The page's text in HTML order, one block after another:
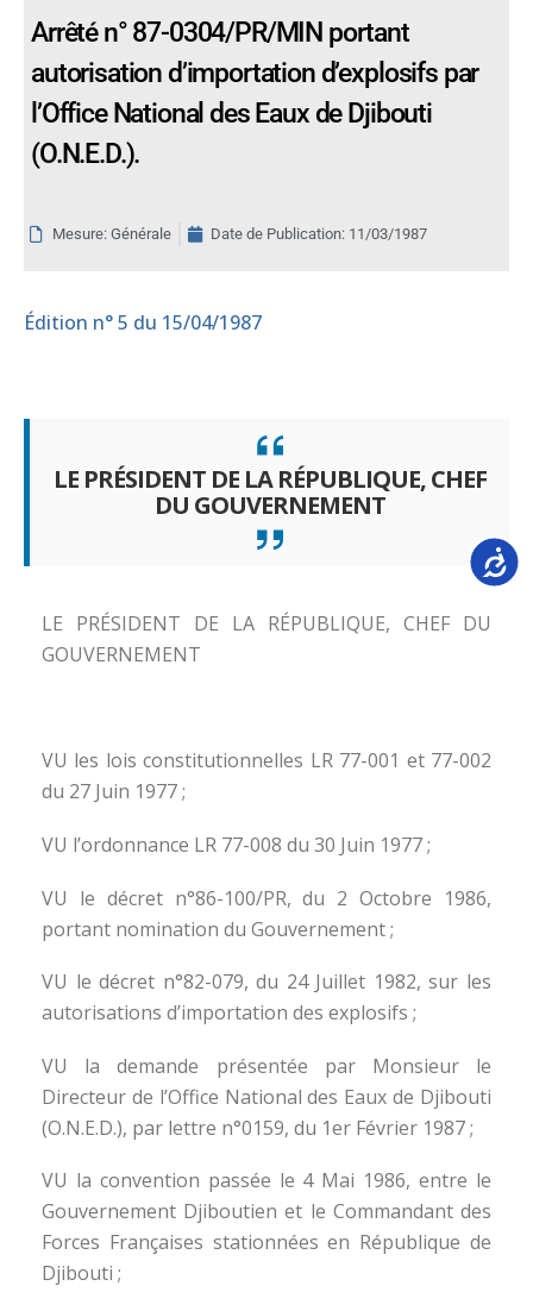
Arrêté n° 87-0304/PR/MIN portant
autorisation d’importation d’explosifs par
l’Office National des Eaux de Djibouti
(O.N.E.D.).
Mesure: Générale Date de Publication: 11/03/1987
Édition n° 5 du 15/04/1987
LE PRÉSIDENT DE LA RÉPUBLIQUE, CHEF
DU GOUVERNEMENT
LE PRÉSIDENT DE LA RÉPUBLIQUE, CHEF DU
GOUVERNEMENT
VU les lois constitutionnelles LR 77-001 et 77-002
du 27 Juin 1977 ;
VU l’ordonnance LR 77-008 du 30 Juin 1977 ;
VU le décret n°86-100/PR, du 2 Octobre 1986,
portant nomination du Gouvernement ;
VU le décret n°82-079, du 24 Juillet 1982, sur les
autorisations d’importation des explosifs ;
VU la demande présentée par Monsieur le
Directeur de l’Office National des Eaux de Djibouti
(O.N.E.D.), par lettre n°0159, du 1er Février 1987 ;
VU la convention passée le 4 Mai 1986, entre le
Gouvernement Djiboutien et le Commandant des
Forces Françaises stationnées en République de
Djibouti ;